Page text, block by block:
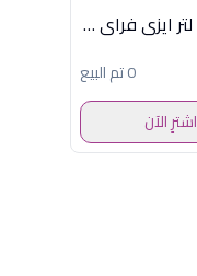
قلاية تيفال 3.5 لتر ايزى فراى ايسينشيال
0 تم البيع
اشترِ الآن